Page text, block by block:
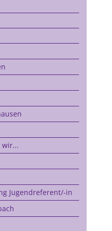
wir...
Jugendreferent/-in